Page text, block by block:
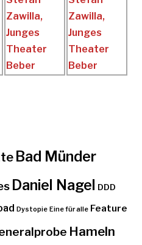
Bad Münder
Daniel Nagel DDD
Dystopie Eine für alle Feature
Hameln